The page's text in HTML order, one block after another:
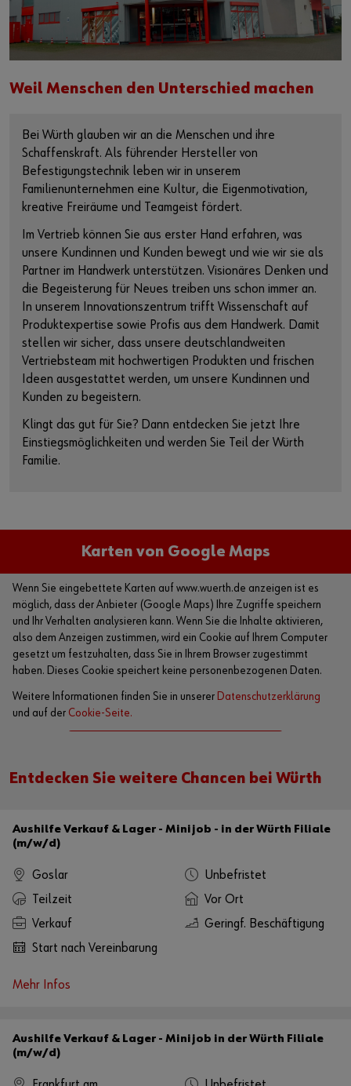
Weil Menschen den Unterschied machen
Bei Würth glauben wir an die Menschen und ihre
Schaffenskraft. Als führender Hersteller von
Befestigungstechnik leben wir in unserem
Familienunternehmen eine Kultur, die Eigenmotivation,
kreative Freiräume und Teamgeist fördert.
Im Vertrieb können Sie aus erster Hand erfahren, was
unsere Kundinnen und Kunden bewegt und wie wir sie als
Partner im Handwerk unterstützen. Visionäres Denken und
die Begeisterung für Neues treiben uns schon immer an.
In unserem Innovationszentrum trifft Wissenschaft auf
Produktexpertise sowie Profis aus dem Handwerk. Damit
stellen wir sicher, dass unsere deutschlandweiten
Vertriebsteam mit hochwertigen Produkten und frischen
Ideen ausgestattet werden, um unsere Kundinnen und
Kunden zu begeistern.
Klingt das gut für Sie? Dann entdecken Sie jetzt Ihre
Einstiegsmöglichkeiten und werden Sie Teil der Würth
Familie.
Karten von Google Maps
Wenn Sie eingebettete Karten auf www.wuerth.de anzeigen ist es
möglich, dass der Anbieter (Google Maps) Ihre Zugriffe speichern
und Ihr Verhalten analysieren kann. Wenn Sie die Inhalte aktivieren,
also dem Anzeigen zustimmen, wird ein Cookie auf Ihrem Computer
gesetzt um festzuhalten, dass Sie in Ihrem Browser zugestimmt
haben. Dieses Cookie speichert keine personenbezogenen Daten.
Weitere Informationen finden Sie in unserer Datenschutzerklärung
und auf der Cookie-Seite.
Alternativ können Sie auch diesen Link verwenden, um die Karte direkt
Entdecken Sie weitere Chancen bei Würth
Aushilfe Verkauf & Lager - Minijob - in der Würth Filiale
(m/w/d)
Goslar
Unbefristet
Teilzeit
Vor Ort
Verkauf
Geringf. Beschäftigung
Start nach Vereinbarung
Mehr Infos
Aushilfe Verkauf & Lager - Minijob in der Würth Filiale
(m/w/d)